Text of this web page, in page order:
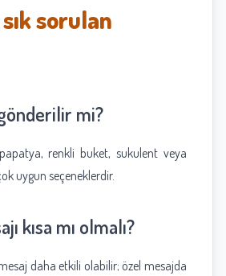
sorulan
mi?
renkli buket, sukulent veya
uygun seçeneklerdir.
kısa mı olmalı?
daha etkili olabilir; özel mesajda